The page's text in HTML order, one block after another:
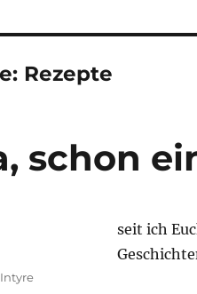
Rezepte
schon
seit ich